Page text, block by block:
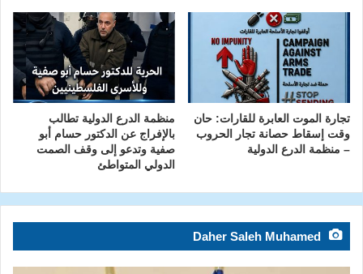
تجارة الموت العابرة للقارات: حان
وقت إسقاط حصانة تجار الحروب
– منظمة الدرع الدولية
منظمة الدرع الدولية تطالب
بالإفراج عن الدكتور حسام أبو
صفية وتدعو إلى وقف الصمت
الدولي المتواطئ
Daher Saleh Muhamed